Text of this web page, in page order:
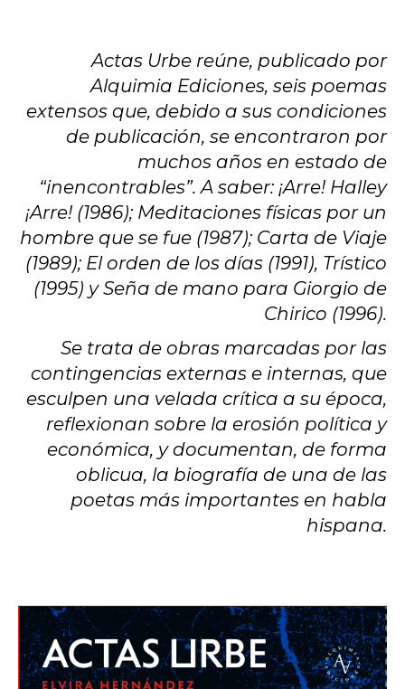
Actas Urbe reúne, publicado por
Alquimia Ediciones, seis poemas
extensos que, debido a sus condiciones
de publicación, se encontraron por
muchos años en estado de
“inencontrables”. A saber: ¡Arre! Halley
¡Arre! (1986); Meditaciones físicas por un
hombre que se fue (1987); Carta de Viaje
(1989); El orden de los días (1991), Trístico
(1995) y Seña de mano para Giorgio de
Chirico (1996).
Se trata de obras marcadas por las
contingencias externas e internas, que
esculpen una velada crítica a su época,
reflexionan sobre la erosión política y
económica, y documentan, de forma
oblicua, la biografía de una de las
poetas más importantes en habla
hispana.